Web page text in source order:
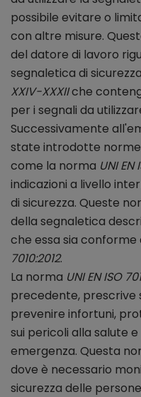
possibile evitare o
con altre misure.
del datore di lavoro
segnaletica di
XXIV-XXXIIche
per i segnali da
Successivamente
state introdotte
come la norma UNI EN
indicazioni a livello
di sicurezza. Queste
della segnaletica
che essa sia
7010:2012.
La norma UNI EN ISO
precedente, prescrive
prevenire infortuni,
sui pericoli alla salute
emergenza. Questa
dove è necessario
sicurezza delle